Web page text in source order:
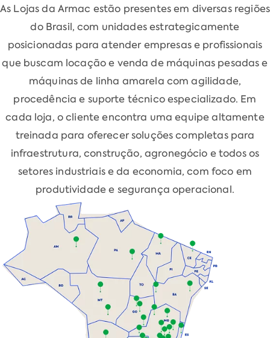
As Lojas da Armac estão presentes em diversas regiões
do Brasil, com unidades estrategicamente
posicionadas para atender empresas e profissionais
que buscam locação e venda de máquinas pesadas e
máquinas de linha amarela com agilidade,
procedência e suporte técnico especializado. Em
cada loja, o cliente encontra uma equipe altamente
treinada para oferecer soluções completas para
infraestrutura, construção, agronegócio e todos os
setores industriais e da economia, com foco em
produtividade e segurança operacional.